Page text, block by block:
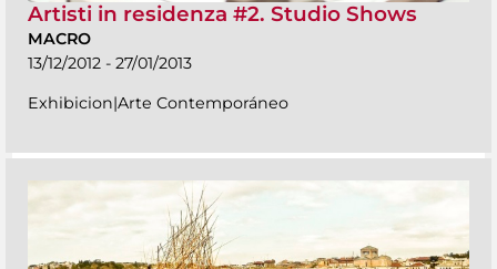
Artisti in residenza #2. Studio Shows
MACRO
13/12/2012 - 27/01/2013
Exhibicion|Arte Contemporáneo